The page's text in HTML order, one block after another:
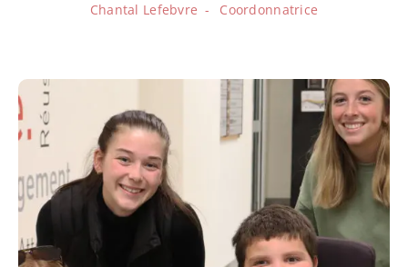
Chantal Lefebvre Coordonnatrice